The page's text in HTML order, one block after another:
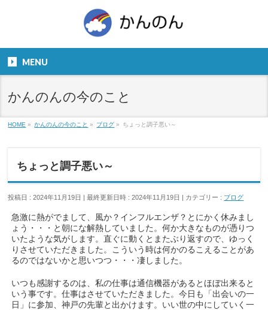
９：００～１８：００
MENU
かんのんの今のこと
HOME » かんのんの今のこと » ブログ » ちょっと調子悪い～
ちょっと調子悪い～
投稿日 : 2024年11月19日 最終更新日時 : 2024年11月19日 カテゴリー : ブログ
急激に熱がでまして、風か？インフルエンザ？とにかく休みまし
ょう・・・と朝にな解熱していました。何か大きなものが憑りつ
いたような気がします。直ぐに動くとまたぶり返すので、ゆっく
りさせていただきました。こういう時は何かのるこえることがあ
るのではないかと思いつつ・・・凄しました。
いつも感謝するのは、私の仕事は通信機器があるとほぼ出来ると
いう事です。仕事はさせていただきました。今日も「出会いの一
日」に参加、神戸の先輩と出かけます。いい世の中にしていく一